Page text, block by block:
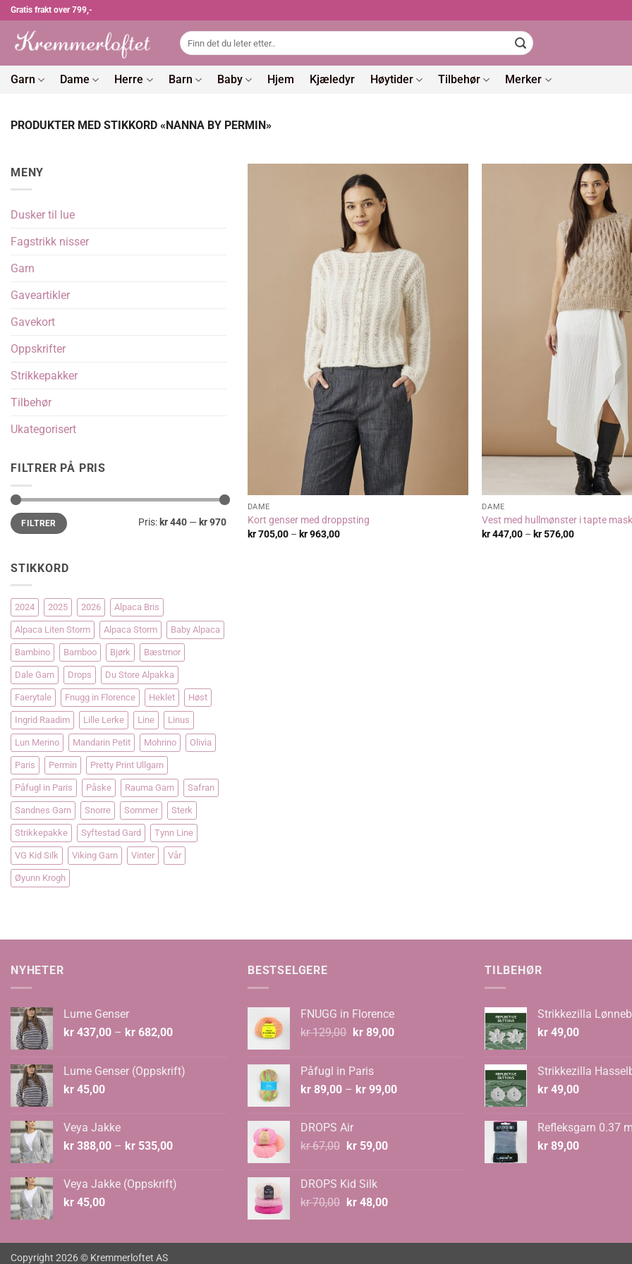
Skip
content
Gratis frakt over 799,-
Søk
etter:
Garn Dame Herre Barn Baby Hjem Kjæledyr Høytider Tilbehør Merker
PRODUKTER MED STIKKORD «NANNA BY PERMIN»
MENY
Dusker til lue
Fagstrikk nisser
Garn
Gaveartikler
Gavekort
Oppskrifter
Strikkepakker
Tilbehør
Ukategorisert
FILTRER PÅ PRIS
Min.
pris
Makspris
FILTRER Pris: kr 440 — kr 970
STIKKORD
2024 2025 2026 Alpaca Bris
Alpaca Liten Storm Alpaca Storm Baby Alpaca
Bambino Bamboo Bjørk Bæstmor
Dale Garn Drops Du Store Alpakka
Faerytale Fnugg in Florence Heklet Høst
Ingrid Raadim Lille Lerke Line Linus
Lun Merino Mandarin Petit Mohrino Olivia
Paris Permin Pretty Print Ullgarn
Påfugl in Paris Påske Rauma Garn Safran
Sandnes Garn Snorre Sommer Sterk
Strikkepakke Syftestad Gard Tynn Line
VG Kid Silk Viking Garn Vinter Vår
Øyunn Krogh
DAME
Kort genser med droppsting
kr705,00 – kr963,00Prisområde:
DAME
Vest med hullmønster i tapte
kr447,00 – kr576,00Prisområde:
NYHETER
Lume Genser
kr 437,00 – kr 682,00Prisområde:
kr 682,00
Lume Genser (Oppskrift)
kr 45,00
Veya Jakke
kr 388,00 – kr 535,00Prisområde:
kr 535,00
Veya Jakke (Oppskrift)
kr 45,00
BESTSELGERE
FNUGG in Florence
kr129,00 Opprinnelig
kr 129,00.
kr89,00Nåværende
Påfugl in Paris
kr 89,00 – kr 99,00Prisområde:
DROPS Air
kr67,00 Opprinnelig
kr 67,00.
kr59,00Nåværende
DROPS Kid Silk
kr70,00 Opprinnelig
kr 70,00.
kr48,00Nåværende
kr 48,00.
TILBEHØR
Strikkezilla
kr 49,00
Strikkezilla
kr 49,00
Refleksgarn 0.37
kr 89,00
Copyright 2026 © Kremmerloftet AS